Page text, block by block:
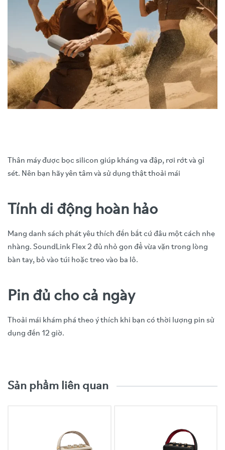
Thân máy được bọc silicon giúp kháng va đập, rơi rớt và gỉ
sét. Nên bạn hãy yên tâm và sử dụng thật thoải mái
Tính di động hoàn hảo
Mang danh sách phát yêu thích đến bất cứ đâu một cách nhẹ
nhàng. SoundLink Flex 2 đủ nhỏ gọn để vừa vặn trong lòng
bàn tay, bỏ vào túi hoặc treo vào ba lô.
Pin đủ cho cả ngày
Thoải mái khám phá theo ý thích khi bạn có thời lượng pin sử
dụng đến 12 giờ.
Đặc tính
Thông số kỹ thuật
Model
SoundLink Flex 2 (Gen 2)
PositionIQ, Snapdragon Sound, Stereo/Party
Mode, SimpleSync
Sản phẩm liên quan